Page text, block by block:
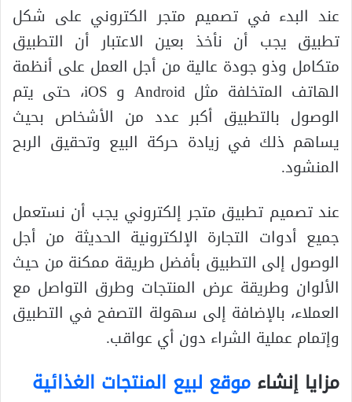
عند البدء في تصميم متجر الكتروني على شكل
تطبيق يجب أن نأخذ بعين الاعتبار أن التطبيق
متكامل وذو جودة عالية من أجل العمل على أنظمة
الهاتف المتخلفة مثل Android و iOS، حتى يتم
الوصول بالتطبيق أكبر عدد من الأشخاص بحيث
يساهم ذلك في زيادة حركة البيع وتحقيق الربح
المنشود.
عند تصميم تطبيق متجر إلكتروني يجب أن نستعمل
جميع أدوات التجارة الإلكترونية الحديثة من أجل
الوصول إلى التطبيق بأفضل طريقة ممكنة من حيث
الألوان وطريقة عرض المنتجات وطرق التواصل مع
العملاء، بالإضافة إلى سهولة التصفح في التطبيق
وإتمام عملية الشراء دون أي عواقب.
مزايا إنشاء موقع لبيع المنتجات الغذائية